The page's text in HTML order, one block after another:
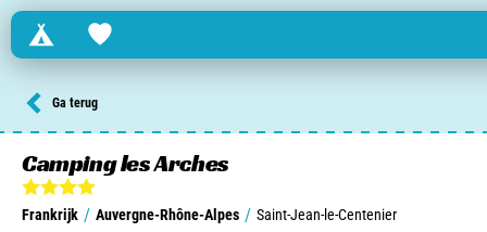
Campings Favorites
Zoek een camping in ...
Nederland
Begië
Ga terug
Camping les Arches
Frankrijk / Auvergne-Rhône-Alpes / Saint-Jean-le-Centenier